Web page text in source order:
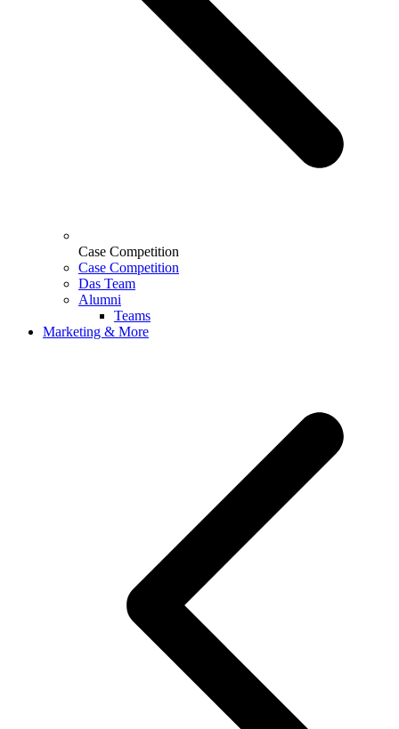
Case Competition
Case Competition
Das Team
Alumni
Teams
Marketing & More